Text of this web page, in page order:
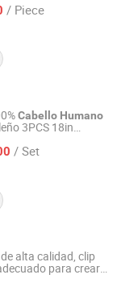
/ Piece
Cabello Humano
3PCS 18in
de Oreja a Oreja
para Salón
/ Set
alta calidad, clip
para crear